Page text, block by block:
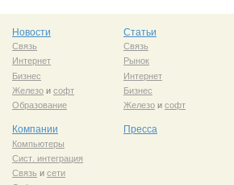
Новости
Связь
Интернет
Бизнес
Железоисофт
Образование
Статьи
Связь
Рынок
Интернет
Бизнес
Железоисофт
Компании
Компьютеры
Сист. интеграция
Связь исети
Пресса